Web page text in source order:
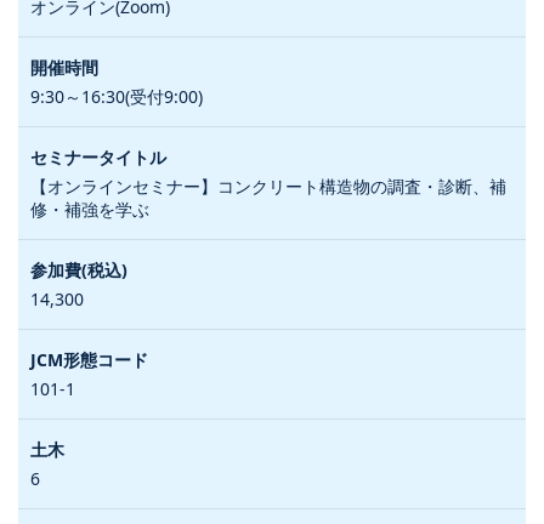
オンライン(Zoom)
9:30～16:30(受付9:00)
【オンラインセミナー】コンクリート構造物の調査・診断、補
修・補強を学ぶ
14,300
101-1
6